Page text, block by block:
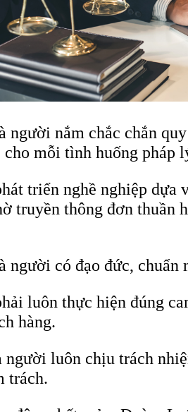
người nắm chắc chắn
mỗi tình huống pháp
triển nghề nghiệp dựa
truyền thông đơn thuần
người có đạo đức,
luôn thực hiện đúng
hàng.
luôn chịu trách
trách.